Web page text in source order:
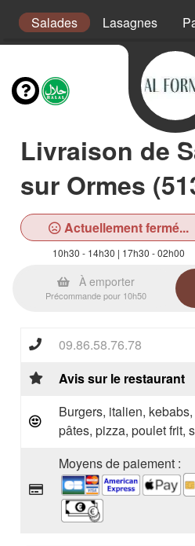
Salades Lasagnes
Livraison de
sur Ormes
Actuellement fermé...
10h30 - 14h30 | 17h30 - 02h00
À emporter
Précommande pour 10h50
09.86.58.76.78
Avis sur le restaurant
Burgers, italien,
pâtes, pizza, poulet frit,
Moyens de paiement :